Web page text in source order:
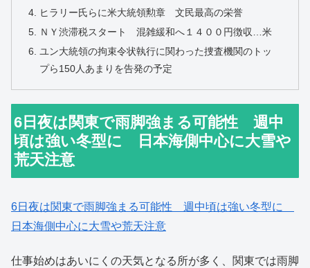
ヒラリー氏らに米大統領勲章 文民最高の栄誉
ＮＹ渋滞税スタート 混雑緩和へ１４００円徴収…米
ユン大統領の拘束令状執行に関わった捜査機関のトッ
プら150人あまりを告発の予定
6日夜は関東で雨脚強まる可能性 週中
頃は強い冬型に 日本海側中心に大雪や
荒天注意
6日夜は関東で雨脚強まる可能性 週中頃は強い冬型に
日本海側中心に大雪や荒天注意
仕事始めはあいにくの天気となる所が多く、関東では雨脚